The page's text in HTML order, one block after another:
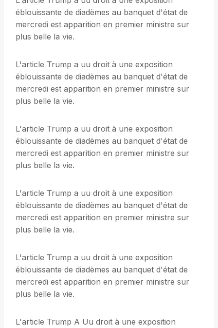
éblouissante de diadèmes au banquet d'état de
mercredi est apparition en premier ministre sur
plus belle la vie.
L'article Trump a uu droit à une exposition
éblouissante de diadèmes au banquet d'état de
mercredi est apparition en premier ministre sur
plus belle la vie.
L'article Trump a uu droit à une exposition
éblouissante de diadèmes au banquet d'état de
mercredi est apparition en premier ministre sur
plus belle la vie.
L'article Trump a uu droit à une exposition
éblouissante de diadèmes au banquet d'état de
mercredi est apparition en premier ministre sur
plus belle la vie.
L'article Trump a uu droit à une exposition
éblouissante de diadèmes au banquet d'état de
mercredi est apparition en premier ministre sur
plus belle la vie.
L'article Trump A Uu droit à une exposition